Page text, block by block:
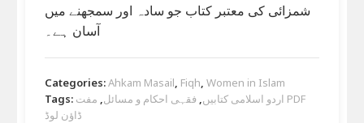
شمزائی کی معتبر کتاب جو سادہ اور سمجھنے میں
آسان ہے۔
Categories:Ahkam Masail, Fiqh,Women in Islam
Tags:
اردو اسلامی کتابیں, فقہی احکام و مسائل, مفت PDF
ڈاؤن لوڈ